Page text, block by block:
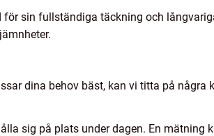
för sin fullständiga täckning och
dina behov bäst, kan vi titta på
sig på plats under dagen. En mätning